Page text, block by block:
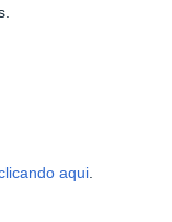
aqui.